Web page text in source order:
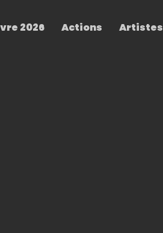
2026 Actions Artistes